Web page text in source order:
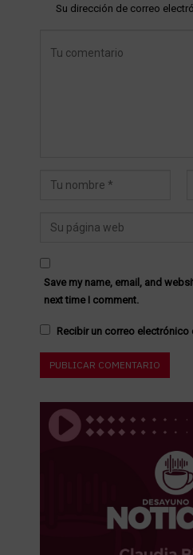
Su dirección de correo
Save my name, email, and
next time I comment.
Recibir un correo electrónico